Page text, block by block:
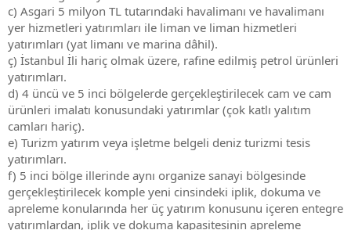
c) Asgari 5 milyon TL tutarındaki havalimanı ve havalimanı
yer hizmetleri yatırımları ile liman ve liman hizmetleri
yatırımları (yat limanı ve marina dâhil).
ç) İstanbul İli hariç olmak üzere, rafine edilmiş petrol ürünleri
yatırımları.
d) 4 üncü ve 5 inci bölgelerde gerçekleştirilecek cam ve cam
ürünleri imalatı konusundaki yatırımlar (çok katlı yalıtım
camları hariç).
e) Turizm yatırım veya işletme belgeli deniz turizmi tesis
yatırımları.
f) 5 inci bölge illerinde aynı organize sanayi bölgesinde
gerçekleştirilecek komple yeni cinsindeki iplik, dokuma ve
apreleme konularında her üç yatırım konusunu içeren entegre
yatırımlardan, iplik ve dokuma kapasitesinin apreleme